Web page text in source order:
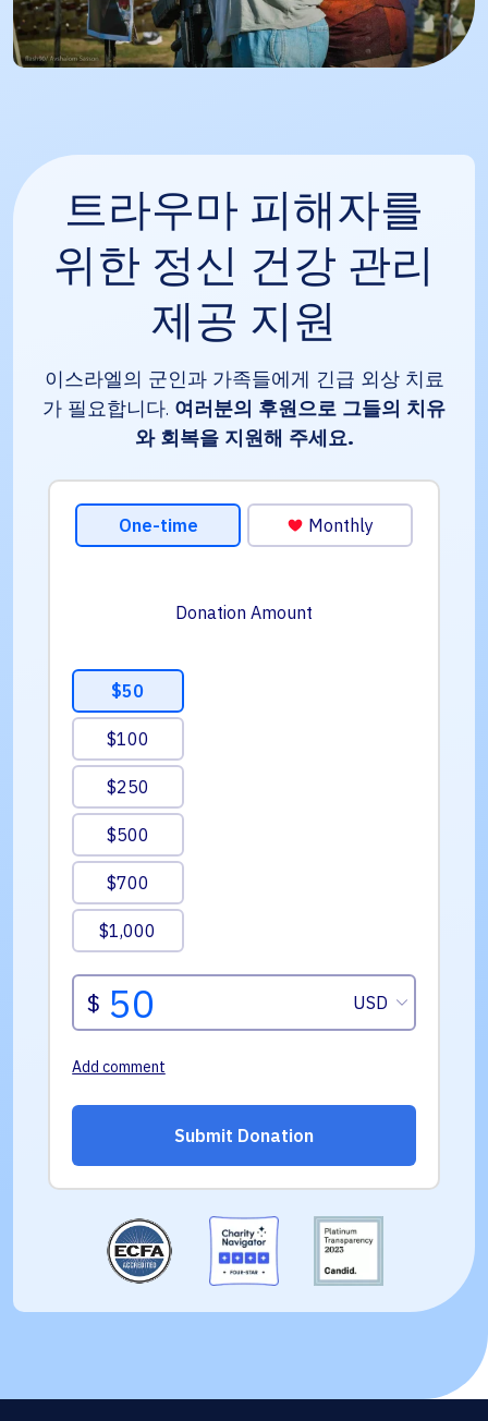
트라우마 피해자를
위한 정신 건강 관리
제공 지원
이스라엘의 군인과 가족들에게 긴급 외상 치료
가 필요합니다. 여러분의 후원으로 그들의 치유
와 회복을 지원해 주세요.